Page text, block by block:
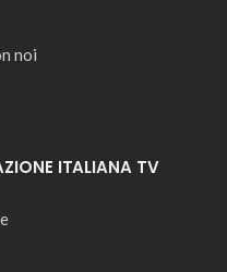
noi
ITALIANA TV